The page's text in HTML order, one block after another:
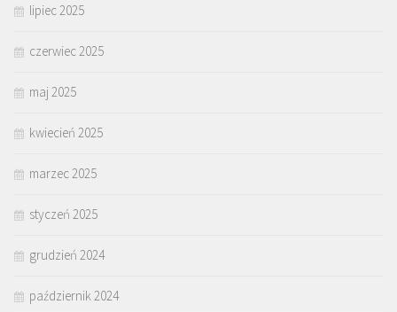
lipiec 2025
czerwiec 2025
maj 2025
kwiecień 2025
marzec 2025
styczeń 2025
grudzień 2024
październik 2024